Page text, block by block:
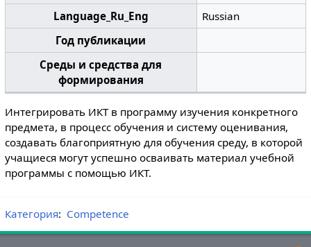
Language_Ru_Eng
Russian
Год публикации
Среды и средства для
формирования
Интегрировать ИКТ в программу изучения конкретного
предмета, в процесс обучения и систему оценивания,
создавать благоприятную для обучения среду, в которой
учащиеся могут успешно осваивать материал учебной
программы с помощью ИКТ.
Категория: Competence